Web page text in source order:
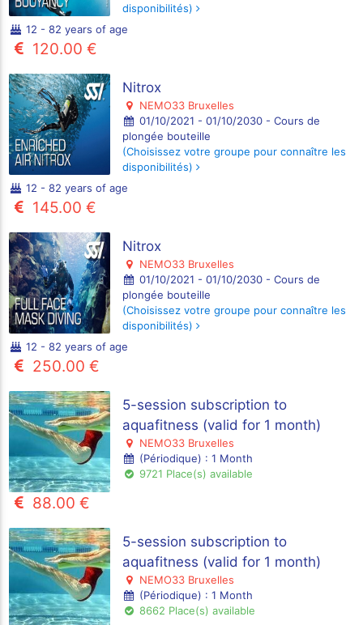
disponibilités)
12 - 82 years of age
120.00 €
Nitrox
NEMO33 Bruxelles
01/10/2021 - 01/10/2030 - Cours de
plongée bouteille
(Choisissez votre groupe pour connaître les
disponibilités)
12 - 82 years of age
145.00 €
Nitrox
NEMO33 Bruxelles
01/10/2021 - 01/10/2030 - Cours de
plongée bouteille
(Choisissez votre groupe pour connaître les
disponibilités)
12 - 82 years of age
250.00 €
5-session subscription to
aquafitness (valid for 1 month)
NEMO33 Bruxelles
(Périodique) : 1 Month
9721 Place(s) available
88.00 €
5-session subscription to
aquafitness (valid for 1 month)
NEMO33 Bruxelles
(Périodique) : 1 Month
8662 Place(s) available